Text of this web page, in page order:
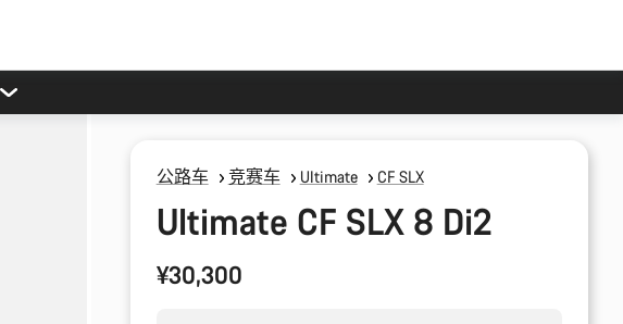
公路车 竞赛车 Ultimate CF SLX
Ultimate CF SLX 8 Di2
¥30,300